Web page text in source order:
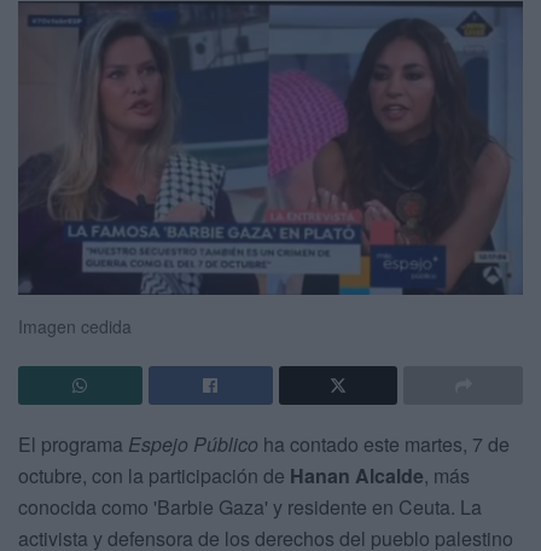
Imagen cedida
El programa Espejo Público ha contado este martes, 7 de
octubre, con la participación de Hanan Alcalde, más
conocida como 'Barbie Gaza' y residente en Ceuta. La
activista y defensora de los derechos del pueblo palestino